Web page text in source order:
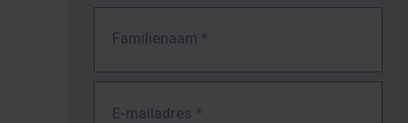
Familienaam *
E-mailadres *